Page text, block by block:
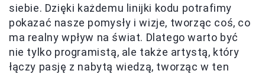
siebie. Dzięki każdemu linijki kodu potrafimy
pokazać nasze pomysły i wizje, tworząc coś, co
ma realny wpływ na świat. Dlatego warto być
nie tylko programistą, ale także artystą, który
łączy pasję z nabytą wiedzą, tworząc w ten